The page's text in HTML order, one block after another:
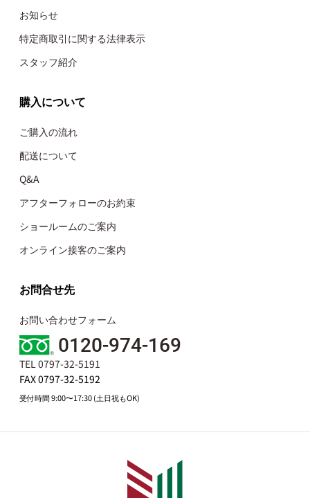
お知らせ
特定商取引に関する法律表示
スタッフ紹介
購入について
ご購入の流れ
配送について
Q&A
アフターフォローのお約束
ショールームのご案内
オンライン接客のご案内
お問合せ先
お問い合わせフォーム
0120-974-169
TEL 0797-32-5191
FAX 0797-32-5192
受付時間 9:00〜17:30 (土日祝もOK)